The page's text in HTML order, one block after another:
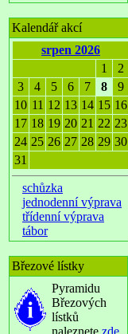
Kalendář akcí
srpen 2026
1
2
3
4 5 6 7 8
9
10 11 12 13 14 15 16
17 18 19 20 21 22 23
24 25 26 27 28 29 30
31
schůzka
jednodenní výprava
třídenní výprava
tábor
Březové lístky
Pyramidu
Březových
lístků
naleznete zde.